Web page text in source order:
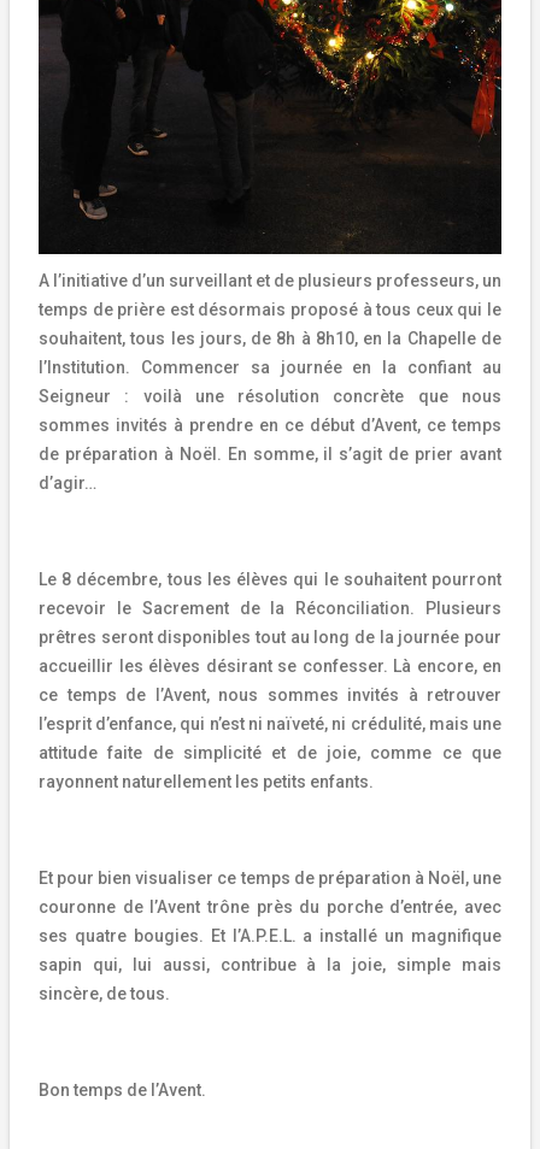
A l’initiative d’un surveillant et de plusieurs professeurs, un
temps de prière est désormais proposé à tous ceux qui le
souhaitent, tous les jours, de 8h à 8h10, en la Chapelle de
l’Institution. Commencer sa journée en la confiant au
Seigneur : voilà une résolution concrète que nous
sommes invités à prendre en ce début d’Avent, ce temps
de préparation à Noël. En somme, il s’agit de prier avant
d’agir…
Le 8 décembre, tous les élèves qui le souhaitent pourront
recevoir le Sacrement de la Réconciliation. Plusieurs
prêtres seront disponibles tout au long de la journée pour
accueillir les élèves désirant se confesser. Là encore, en
ce temps de l’Avent, nous sommes invités à retrouver
l’esprit d’enfance, qui n’est ni naïveté, ni crédulité, mais une
attitude faite de simplicité et de joie, comme ce que
rayonnent naturellement les petits enfants.
Et pour bien visualiser ce temps de préparation à Noël, une
couronne de l’Avent trône près du porche d’entrée, avec
ses quatre bougies. Et l’A.P.E.L. a installé un magnifique
sapin qui, lui aussi, contribue à la joie, simple mais
sincère, de tous.
Bon temps de l’Avent.